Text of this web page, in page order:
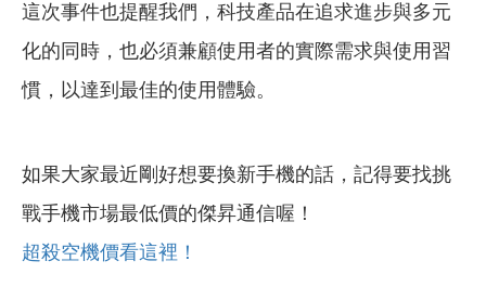
這次事件也提醒我們，科技產品在追求進步與多元
化的同時，也必須兼顧使用者的實際需求與使用習
慣，以達到最佳的使用體驗。
如果大家最近剛好想要換新手機的話，記得要找挑
戰手機市場最低價的傑昇通信喔！
超殺空機價看這裡！